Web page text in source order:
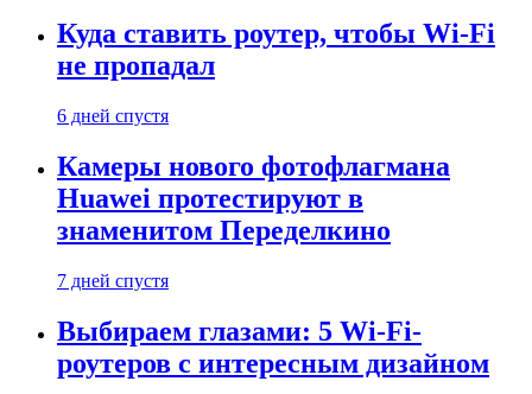
Куда ставить роутер, чтобы Wi-Fi
не пропадал
6 дней спустя
Камеры нового фотофлагмана
Huawei протестируют в
знаменитом Переделкино
7 дней спустя
Выбираем глазами: 5 Wi-Fi-
роутеров с интересным дизайном